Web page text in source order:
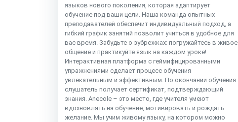
языков нового поколения, которая адаптирует
обучение под ваши цели. Наша команда опытных
преподавателей обеспечит индивидуальный подход, а
гибкий график занятий позволит учиться в удобное для
вас время. Забудьте о зубрежках: погружайтесь в живое
общение и практикуйте язык на каждом уроке!
Интерактивная платформа с геймифицированными
упражнениями сделает процесс обучения
увлекательным и эффективным. По окончании обучения
слушатель получает сертификат, подтверждающий
знания. Anecole – это место, где учителя умеют
вдохновлять на обучение, мотивировать и рождать
желание. Мы учим живому языку, на котором можно